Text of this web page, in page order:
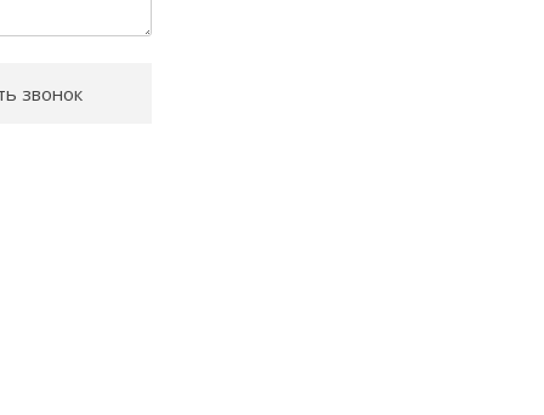
звонок